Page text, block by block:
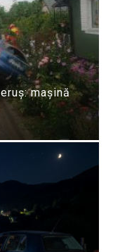
mașină